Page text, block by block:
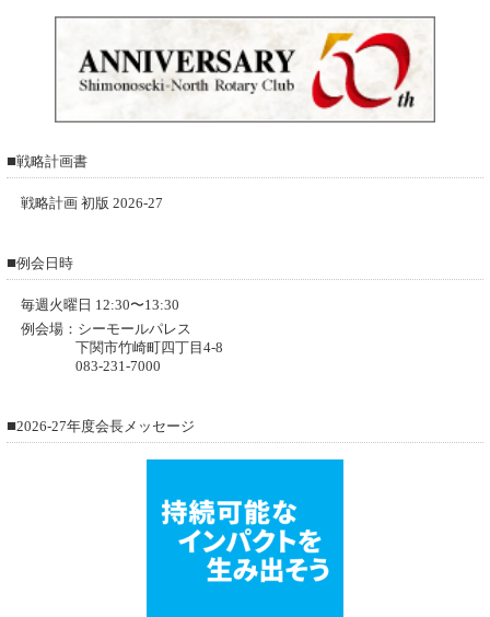
■戦略計画書
戦略計画 初版 2026-27
■例会日時
毎週火曜日 12:30〜13:30
例会場：シーモールパレス
下関市竹崎町四丁目4-8
083-231-7000
■2026-27年度会長メッセージ